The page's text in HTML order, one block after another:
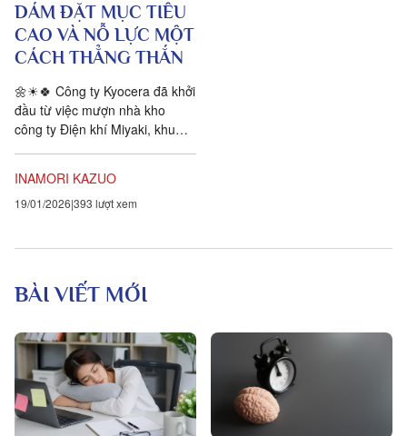
DÁM ĐẶT MỤC TIÊU
CAO VÀ NỖ LỰC MỘT
CÁCH THẲNG THẮN
🌼☀🍀 Công ty Kyocera đã khởi
đầu từ việc mượn nhà kho
công ty Điện khí Miyaki, khu
cán bộ của Kyocera...
INAMORI KAZUO
19/01/2026 393 lượt xem
BÀI VIẾT MỚI